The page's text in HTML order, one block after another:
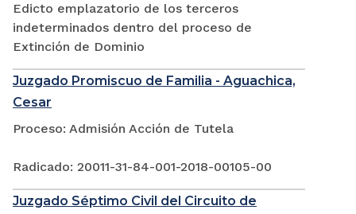
Edicto emplazatorio de los terceros
indeterminados dentro del proceso de
Extinción de Dominio
Juzgado Promiscuo de Familia - Aguachica,
Cesar
Proceso: Admisión Acción de Tutela
Radicado: 20011-31-84-001-2018-00105-00
Juzgado Séptimo Civil del Circuito de